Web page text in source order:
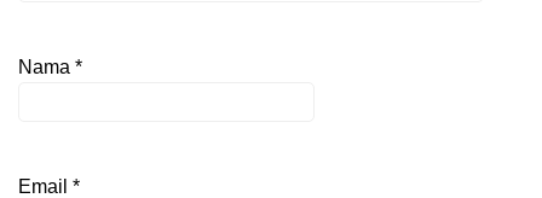
Nama *
Email *